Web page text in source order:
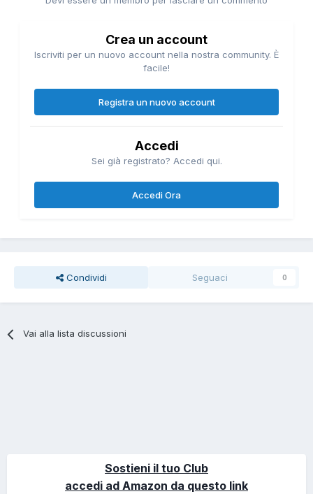
Crea un account
Iscriviti per un nuovo account nella nostra community. È
facile!
Registra un nuovo account
Accedi
Sei già registrato? Accedi qui.
Accedi Ora
Condividi Seguaci 0
Vai alla lista discussioni
Sostieni il tuo Club
accedi ad Amazon da questo link